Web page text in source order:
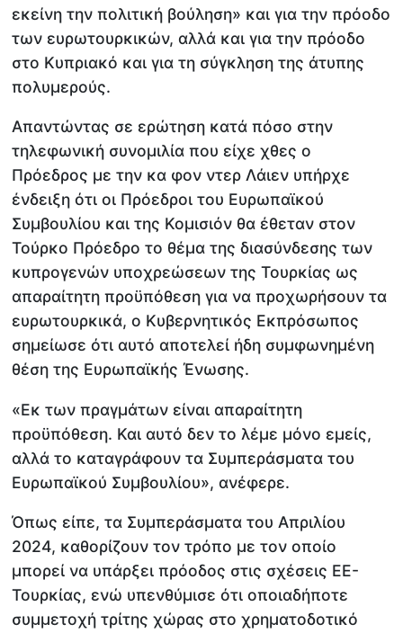
εκείνη την πολιτική βούληση» και για την πρόοδο
των ευρωτουρκικών, αλλά και για την πρόοδο
στο Κυπριακό και για τη σύγκληση της άτυπης
πολυμερούς.
Απαντώντας σε ερώτηση κατά πόσο στην
τηλεφωνική συνομιλία που είχε χθες ο
Πρόεδρος με την κα φον ντερ Λάιεν υπήρχε
ένδειξη ότι οι Πρόεδροι του Ευρωπαϊκού
Συμβουλίου και της Κομισιόν θα έθεταν στον
Τούρκο Πρόεδρο το θέμα της διασύνδεσης των
κυπρογενών υποχρεώσεων της Τουρκίας ως
απαραίτητη προϋπόθεση για να προχωρήσουν τα
ευρωτουρκικά, ο Κυβερνητικός Εκπρόσωπος
σημείωσε ότι αυτό αποτελεί ήδη συμφωνημένη
θέση της Ευρωπαϊκής Ένωσης.
«Εκ των πραγμάτων είναι απαραίτητη
προϋπόθεση. Και αυτό δεν το λέμε μόνο εμείς,
αλλά το καταγράφουν τα Συμπεράσματα του
Ευρωπαϊκού Συμβουλίου», ανέφερε.
Όπως είπε, τα Συμπεράσματα του Απριλίου
2024, καθορίζουν τον τρόπο με τον οποίο
μπορεί να υπάρξει πρόοδος στις σχέσεις ΕΕ-
Τουρκίας, ενώ υπενθύμισε ότι οποιαδήποτε
συμμετοχή τρίτης χώρας στο χρηματοδοτικό